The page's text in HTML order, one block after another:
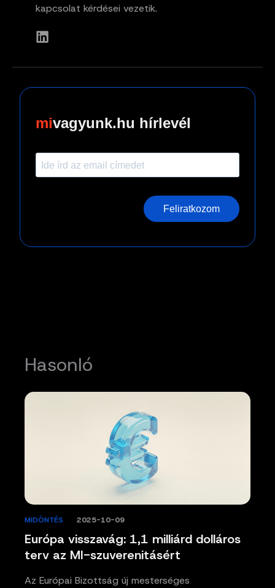
kapcsolat kérdései vezetik.
vagyunk.hu hírlevél
Feliratkozom
Hasonló
Európa visszavág: 1,1 milliárd dolláros
terv az MI-szuverenitásért
MIDÖNTÉS 2025-10-09
Az Európai Bizottság új mesterséges